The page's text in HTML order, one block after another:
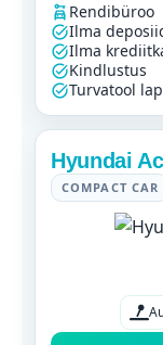
Rendibüroo
Ilma
Ilma
Kindlustus
Turvatool
Hyundai
COMPACT CAR